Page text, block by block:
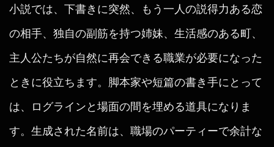
小説では、下書きに突然、もう一人の説得力ある恋
の相手、独自の副筋を持つ姉妹、生活感のある町、
主人公たちが自然に再会できる職業が必要になった
ときに役立ちます。脚本家や短篇の書き手にとって
は、ログラインと場面の間を埋める道具になりま
す。生成された名前は、職場のパーティーで余計な